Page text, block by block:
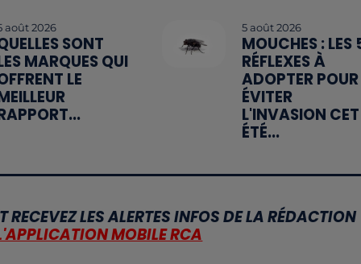
août 2026
SONT
MARQUES QUI
LE
5 août 2026
MOUCHES : LES
RÉFLEXES À
ADOPTER POUR
ÉVITER
L'INVASION CET
ÉTÉ...
LES ALERTES INFOS DE LA RÉDACTION
MOBILE RCA